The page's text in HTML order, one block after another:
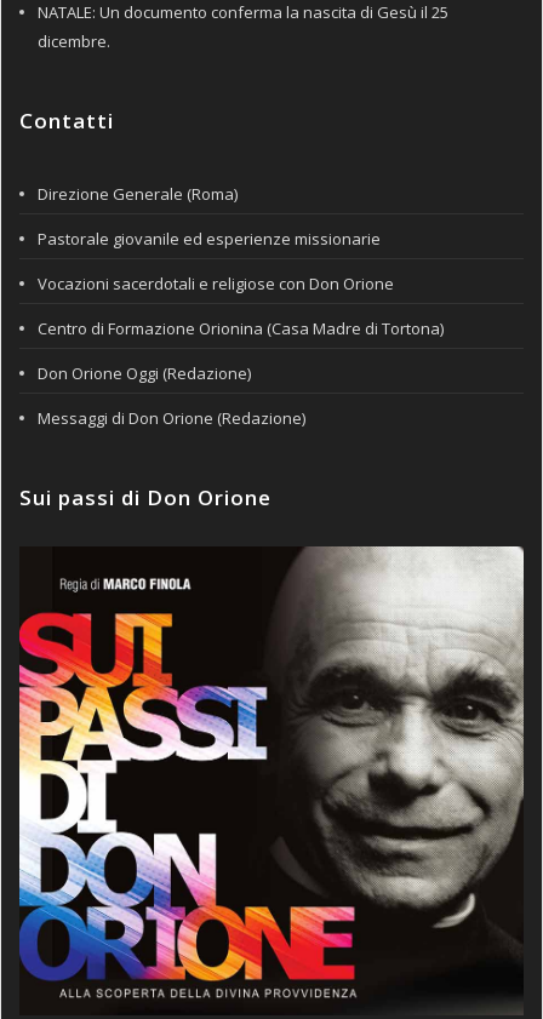
NATALE: Un documento conferma la nascita di Gesù il 25
dicembre.
Contatti
Direzione Generale (Roma)
Pastorale giovanile ed esperienze missionarie
Vocazioni sacerdotali e religiose con Don Orione
Centro di Formazione Orionina (Casa Madre di Tortona)
Don Orione Oggi (Redazione)
Messaggi di Don Orione (Redazione)
Sui passi di Don Orione